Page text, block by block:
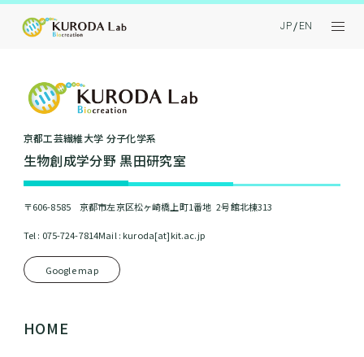
JP EN
京都⼯芸繊維⼤学 分⼦化学系
⽣物創成学分野 黒⽥研究室
〒606-8585 京都市左京区松ヶ崎橋上町1番地 2号館北棟313
Tel : 075-724-7814Mail : kuroda[at]kit.ac.jp
Google map
HOME